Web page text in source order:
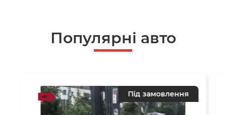
Популярнi авто
Під замовлення